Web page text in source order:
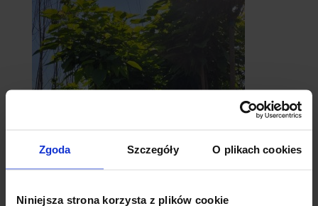
Zgoda Szczegóły O plikach cookies
Niniejsza strona korzysta z plików cookie